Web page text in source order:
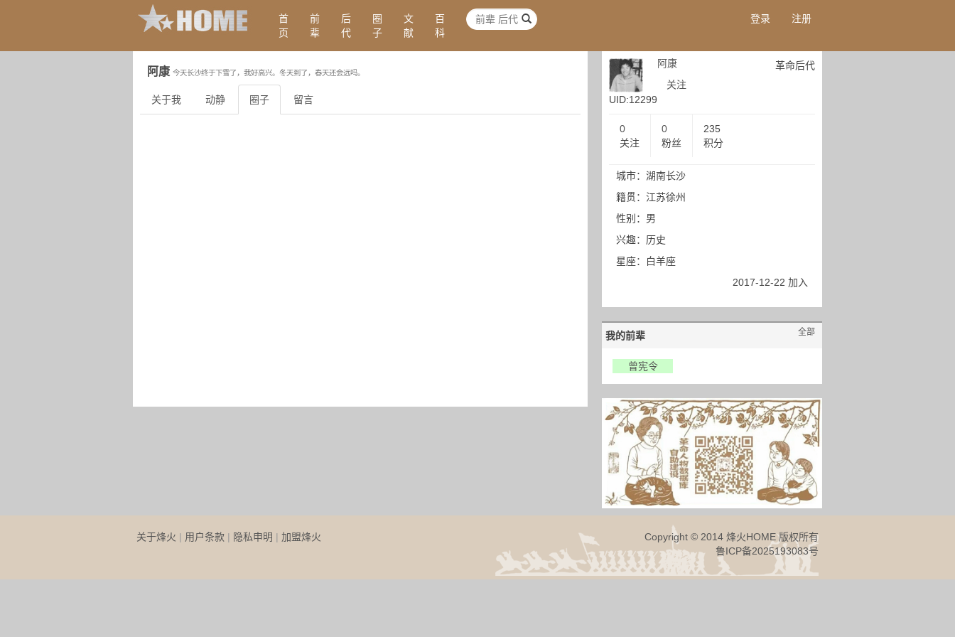
首
页
前
辈
后
代
圈
子
文
献
百
科
登录 注册
阿康 今天长沙终于下雪了，我好高兴。冬天到了，春天还会远吗。
关于我 动静 圈子 留言 UID:12299
阿康
关注
革命后代
0
关注
0
粉丝
235
积分
城市：湖南长沙
籍贯：江苏徐州
性别：男
兴趣：历史
星座：白羊座
2017-12-22 加入
我的前辈 全部
曾宪令
关于烽火 | 用户条款 | 隐私申明 | 加盟烽火
Copyright © 2014 烽火HOME 版权所有
鲁ICP备2025193083号